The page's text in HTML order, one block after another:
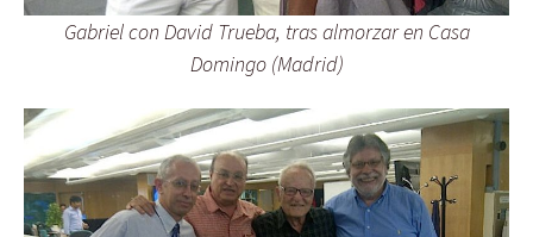
Gabriel con David Trueba, tras almorzar en Casa
Domingo (Madrid)